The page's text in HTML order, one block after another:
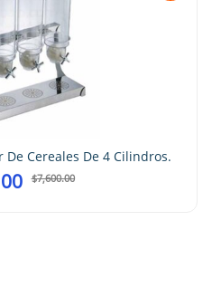
Cereales De 4 Cilindros.
$7,600.00